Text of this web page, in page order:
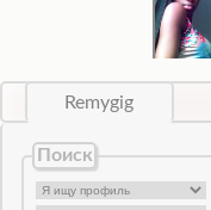
Remygig
Поиск